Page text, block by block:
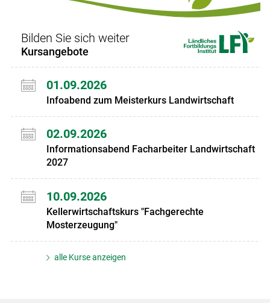
Bilden Sie sich weiter
Kursangebote
01.09.2026
Infoabend zum Meisterkurs Landwirtschaft
02.09.2026
Informationsabend Facharbeiter Landwirtschaft
2027
10.09.2026
Kellerwirtschaftskurs "Fachgerechte
Mosterzeugung"
alle Kurse anzeigen